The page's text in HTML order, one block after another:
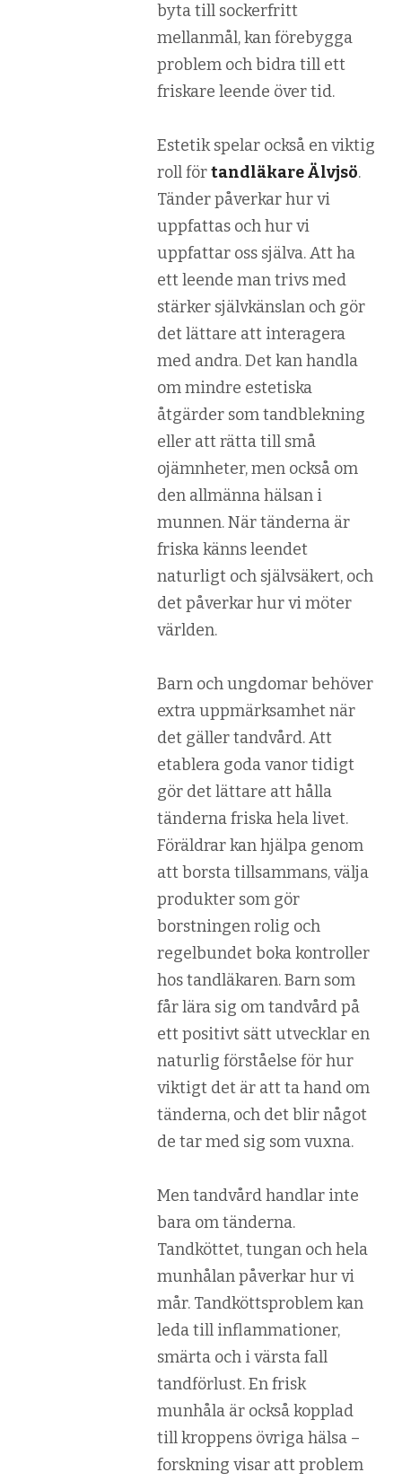
byta till sockerfritt
mellanmål, kan förebygga
problem och bidra till ett
friskare leende över tid.
Estetik spelar också en viktig
roll förtandläkare Älvjsö.
Tänder påverkar hur vi
uppfattas och hur vi
uppfattar oss själva. Att ha
ett leende man trivs med
stärker självkänslan och gör
det lättare att interagera
med andra. Det kan handla
om mindre estetiska
åtgärder som tandblekning
eller att rätta till små
ojämnheter, men också om
den allmänna hälsan i
munnen. När tänderna är
friska känns leendet
naturligt och självsäkert, och
det påverkar hur vi möter
världen.
Barn och ungdomar behöver
extra uppmärksamhet när
det gäller tandvård. Att
etablera goda vanor tidigt
gör det lättare att hålla
tänderna friska hela livet.
Föräldrar kan hjälpa genom
att borsta tillsammans, välja
produkter som gör
borstningen rolig och
regelbundet boka kontroller
hos tandläkaren. Barn som
får lära sig om tandvård på
ett positivt sätt utvecklar en
naturlig förståelse för hur
viktigt det är att ta hand om
tänderna, och det blir något
de tar med sig som vuxna.
Men tandvård handlar inte
bara om tänderna.
Tandköttet, tungan och hela
munhålan påverkar hur vi
mår. Tandköttsproblem kan
leda till inflammationer,
smärta och i värsta fall
tandförlust. En frisk
munhåla är också kopplad
till kroppens övriga hälsa –
forskning visar att problem